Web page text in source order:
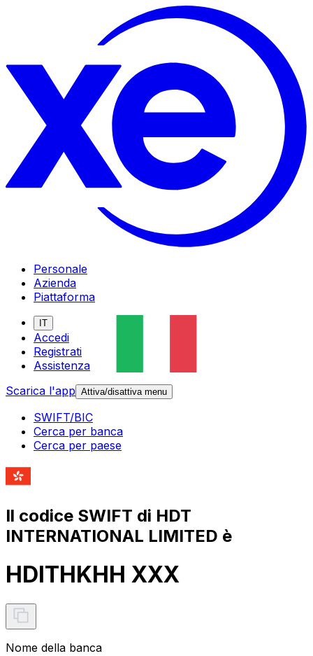
Personale
Azienda
Piattaforma
IT
Accedi
Registrati
Assistenza
Scarica l'app Attiva/disattiva menu
SWIFT/BIC
Cerca per banca
Cerca per paese
Il codice SWIFT di HDT
INTERNATIONAL LIMITED è
HDITHKHH XXX
Nome della banca